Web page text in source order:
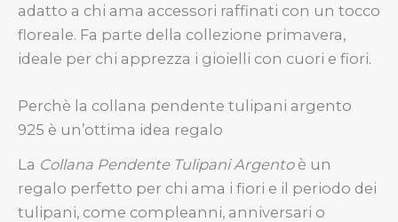
adatto a chi ama accessori raffinati con un tocco
floreale. Fa parte della collezione primavera,
ideale per chi apprezza i gioielli con cuori e fiori.
Perchè la collana pendente tulipani argento
925 è un’ottima idea regalo
La Collana Pendente Tulipani Argentoè un
regalo perfetto per chi ama i fiori e il periodo dei
tulipani, come compleanni, anniversari o